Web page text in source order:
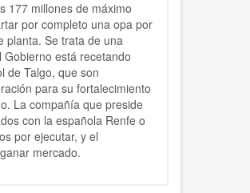
177 millones de máximo
por completo una opa por
planta. Se trata de una
está recetando
de Talgo, que son
para su fortalecimiento
La compañía que preside
con la española Renfe o
por ejecutar, y el
mercado.